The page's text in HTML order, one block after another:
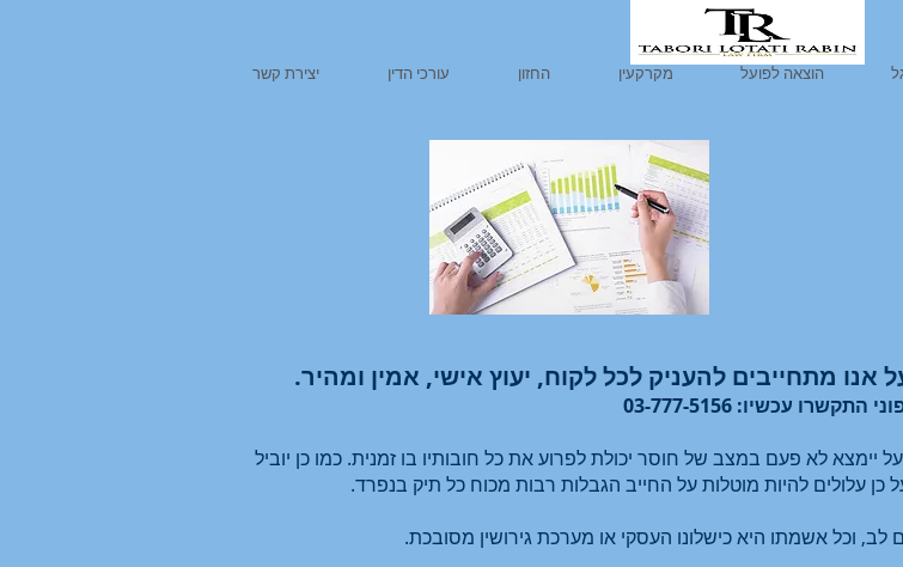
יצירת קשר עורכי הדין החזון מקרקעין הוצאה לפועל
מתחייבים להעניק לכל לקוח, יעוץ אישי, אמין ומהיר.
התקשרו עכשיו: 03-777-5156
לא פעם במצב של חוסר יכולת לפרוע את כל חובותיו בו זמנית. כמו כן יוביל
כן עלולים להיות מוטלות על החייב הגבלות רבות מכוח כל תיק בנפרד.
וכל אשמתו היא כישלונו העסקי או מערכת גירושין מסובכת.